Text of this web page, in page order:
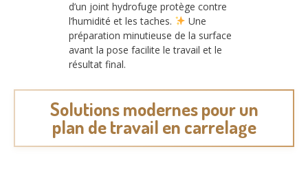
d’un joint hydrofuge protège contre
l’humidité et les taches.
Une
préparation minutieuse de la surface
avant la pose facilite le travail et le
résultat final.
Solutions modernes pour un
plan de travail en carrelage